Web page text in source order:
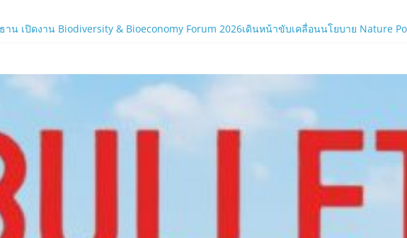
รับภาครัฐและองค์กรธุรกิจ มุ่งเสริมรากฐานเศรษฐกิจดิจิทัลให้แกร่งยิ่งขึ้น
าน เปิดงาน Biodiversity & Bioeconomy Forum 2026เดินหน้าขับเคลื่อนนโยบาย Nature
เซิร์ฟใหม่ ‘Helena’ บูสต์ EXP กระฉูด 50% พร้อมแจกซัมมอนสูงสุด 1,111 ครั้ง!